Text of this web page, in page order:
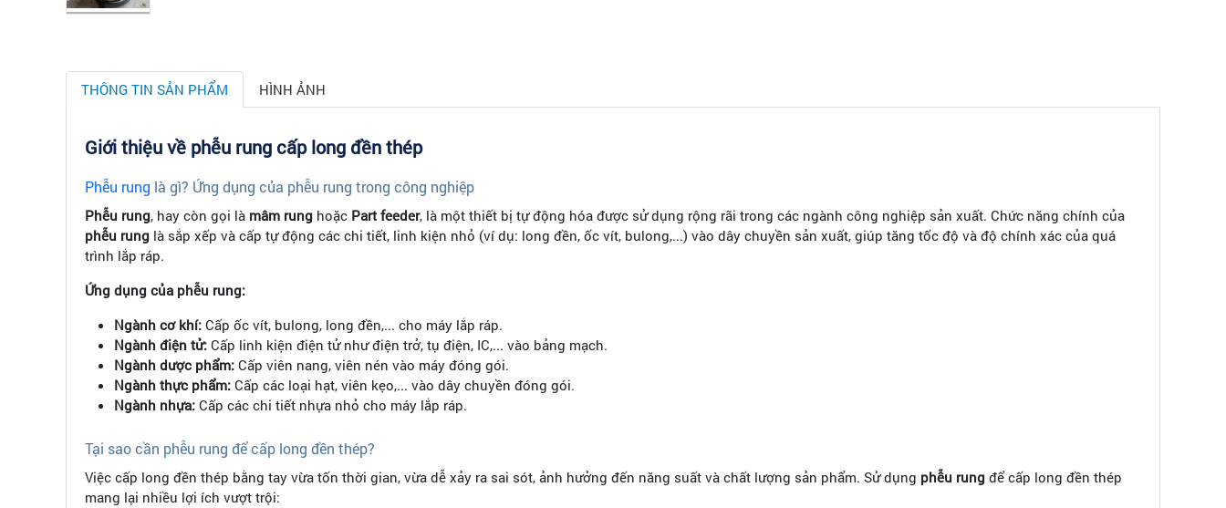
THÔNG TIN SẢN PHẨM HÌNH ẢNH
Giới thiệu về phễu rung cấp long đền thép
Phễu rung là gì? Ứng dụng của phễu rung trong công nghiệp
Phễu rung, hay còn gọi là mâm rung hoặc Part feeder, là một thiết bị tự động hóa được sử dụng rộng rãi trong các ngành công nghiệp sản xuất. Chức năng chính của
phễu rung là sắp xếp và cấp tự động các chi tiết, linh kiện nhỏ (ví dụ: long đền, ốc vít, bulong,...) vào dây chuyền sản xuất, giúp tăng tốc độ và độ chính xác của quá
trình lắp ráp.
Ứng dụng của phễu rung:
Ngành cơ khí: Cấp ốc vít, bulong, long đền,... cho máy lắp ráp.
Ngành điện tử: Cấp linh kiện điện tử như điện trở, tụ điện, IC,... vào bảng mạch.
Ngành dược phẩm: Cấp viên nang, viên nén vào máy đóng gói.
Ngành thực phẩm: Cấp các loại hạt, viên kẹo,... vào dây chuyền đóng gói.
Ngành nhựa: Cấp các chi tiết nhựa nhỏ cho máy lắp ráp.
Tại sao cần phễu rung để cấp long đền thép?
Việc cấp long đền thép bằng tay vừa tốn thời gian, vừa dễ xảy ra sai sót, ảnh hưởng đến năng suất và chất lượng sản phẩm. Sử dụng phễu rung để cấp long đền thép
mang lại nhiều lợi ích vượt trội: